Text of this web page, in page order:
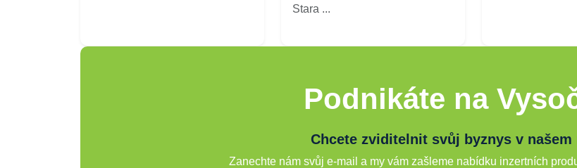
Stara ...
Podnikáte na
Chcete zviditelnit svůj byznys v našem
Zanechte nám svůj e-mail a my vám zašleme nabídku inzertních